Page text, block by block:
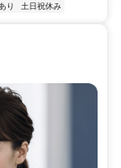
り 土日祝休み